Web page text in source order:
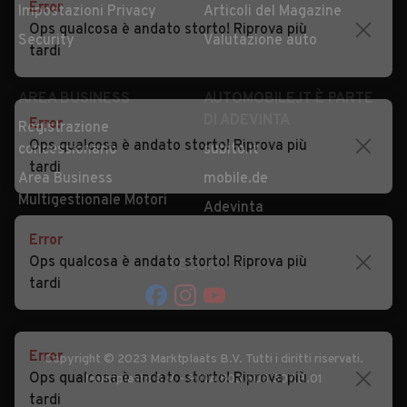
Impostazioni Privacy
Security
Articoli del Magazine
Valutazione auto
AREA BUSINESS
Registrazione
concessionario
Area Business
Multigestionale Motori
AUTOMOBILE.IT È PARTE
subito.it
mobile.de
Adevinta
SEGUICI
Copyright © 2023 Marktplaats B.V. Tutti i diritti riservati.
Marktplaats B.V. - P.IVA 803.603.307.B.01
Error
Ops qualcosa è andato storto! Riprova più
tardi
Error
Ops qualcosa è andato storto! Riprova più
tardi
Error
Ops qualcosa è andato storto! Riprova più
tardi
Error
Ops qualcosa è andato storto! Riprova più
tardi